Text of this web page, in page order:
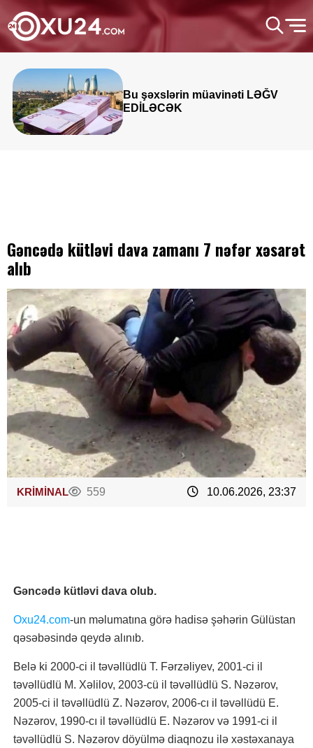
Bu şəxslərin müavinəti LƏĞV
EDİLƏCƏK
Gəncədə kütləvi dava zamanı 7 nəfər xəsarət
alıb
KRİMİNAL 559 10.06.2026, 23:37
Gəncədə kütləvi dava olub.
Oxu24.com-un məlumatına görə hadisə şəhərin Gülüstan
qəsəbəsində qeydə alınıb.
Belə ki 2000-ci il təvəllüdlü T. Fərzəliyev, 2001-ci il
təvəllüdlü M. Xəlilov, 2003-cü il təvəllüdlü S. Nəzərov,
2005-ci il təvəllüdlü Z. Nəzərov, 2006-cı il təvəllüdü E.
Nəzərov, 1990-cı il təvəllüdlü E. Nəzərov və 1991-ci il
təvəllüdlü S. Nəzərov döyülmə diaqnozu ilə xəstəxanaya